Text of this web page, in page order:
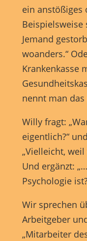
ein anstößiges
Beispielsweise
Jemand
woanders.“
Krankenkasse
nennt man
Willy fragt:
eigentlich?“
„Vielleicht,
Und ergänzt:
Psychologie
Wir sprechen
Arbeitgeber
„Mitarbeiter
die Verwendung Ihrer
Datenschutzerklärung
Hier finden Sie eine
Sie können Ihre
oder sich weitere
bestimmte Cookies
Nur
Essenziell (1)
Essenzielle Cookies
die einwandfreie Funktion
Marketing (1)
Marketing-Cookies
verwendet, um